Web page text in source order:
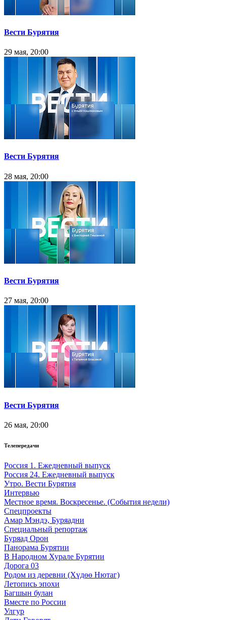
Вести Бурятия
29 мая, 20:00
Вести Бурятия
28 мая, 20:00
Вести Бурятия
27 мая, 20:00
Вести Бурятия
26 мая, 20:00
Телепередачи
Россия 1. Ежедневный выпуск
Россия 24. Ежедневный выпуск
Утро. Вести Бурятия
Интервью
Местное время. Воскресенье. (События недели)
Спецпроекты
Амар Мэндэ, Буряадни
Специальный репортаж
Буряад Орон
Панорама Бурятии
В Народном Хурале Бурятии
Дорога 03
Родом из деревни (Хүдөө Нютаг)
Летопись эпохи
Багшын булан
Вместе по России
Улгур